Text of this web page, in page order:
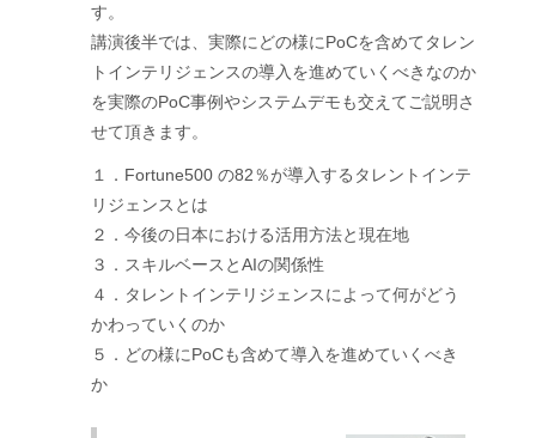
す。
講演後半では、実際にどの様にPoCを含めてタレン
トインテリジェンスの導入を進めていくべきなのか
を実際のPoC事例やシステムデモも交えてご説明さ
せて頂きます。
１．Fortune500 の82％が導入するタレントインテ
リジェンスとは
２．今後の日本における活用方法と現在地
３．スキルベースとAIの関係性
４．タレントインテリジェンスによって何がどう
かわっていくのか
５．どの様にPoCも含めて導入を進めていくべき
か